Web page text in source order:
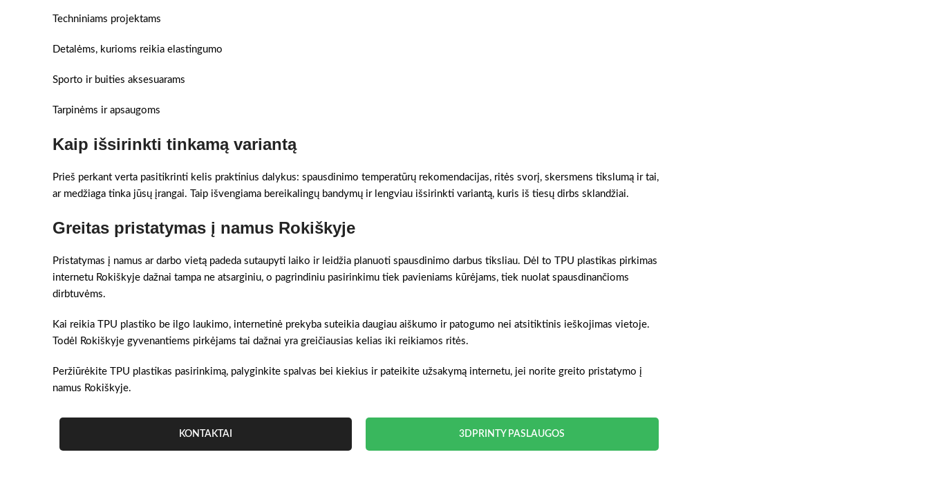
Techniniams projektams
Detalėms, kurioms reikia elastingumo
Sporto ir buities aksesuarams
Tarpinėms ir apsaugoms
Kaip išsirinkti tinkamą variantą
Prieš perkant verta pasitikrinti kelis praktinius dalykus: spausdinimo temperatūrų rekomendacijas, ritės svorį, skersmens tikslumą ir tai,
ar medžiaga tinka jūsų įrangai. Taip išvengiama bereikalingų bandymų ir lengviau išsirinkti variantą, kuris iš tiesų dirbs sklandžiai.
Greitas pristatymas į namus Rokiškyje
Pristatymas į namus ar darbo vietą padeda sutaupyti laiko ir leidžia planuoti spausdinimo darbus tiksliau. Dėl to TPU plastikas pirkimas
internetu Rokiškyje dažnai tampa ne atsarginiu, o pagrindiniu pasirinkimu tiek pavieniams kūrėjams, tiek nuolat spausdinančioms
dirbtuvėms.
Kai reikia TPU plastiko be ilgo laukimo, internetinė prekyba suteikia daugiau aiškumo ir patogumo nei atsitiktinis ieškojimas vietoje.
Todėl Rokiškyje gyvenantiems pirkėjams tai dažnai yra greičiausias kelias iki reikiamos ritės.
Peržiūrėkite TPU plastikas pasirinkimą, palyginkite spalvas bei kiekius ir pateikite užsakymą internetu, jei norite greito pristatymo į
namus Rokiškyje.
KONTAKTAI 3DPRINTY PASLAUGOS